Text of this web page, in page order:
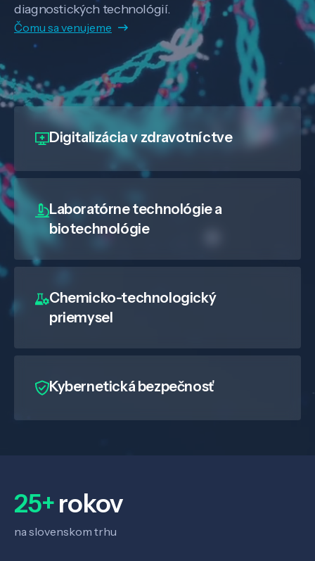
diagnostických technológií.
Čomu sa venujeme
Digitalizáciav zdravotníctve
Laboratórne technológie a
biotechnológie
Chemicko-technologický
priemysel
Kybernetická bezpečnosť
25+rokov
na slovenskom trhu